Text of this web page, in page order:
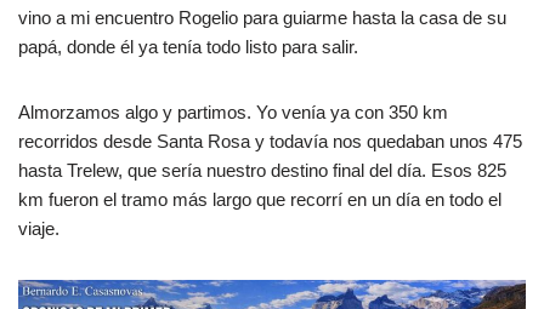
vino a mi encuentro Rogelio para guiarme hasta la casa de su
papá, donde él ya tenía todo listo para salir.
Almorzamos algo y partimos. Yo venía ya con 350 km
recorridos desde Santa Rosa y todavía nos quedaban unos 475
hasta Trelew, que sería nuestro destino final del día. Esos 825
km fueron el tramo más largo que recorrí en un día en todo el
viaje.